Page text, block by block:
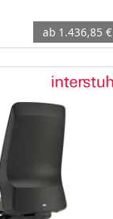
ab 1.436,85 €